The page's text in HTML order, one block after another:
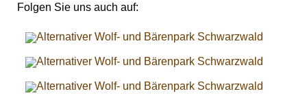
Folgen Sie uns auch auf: